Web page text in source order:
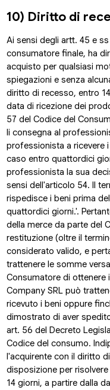
10) Diritto di
Ai sensi degli artt. 45 e
consumatore finale, ha
acquisto per qualsiasi
spiegazioni e senza
diritto di recesso, entro
data di ricezione dei
57 del Codice del
li consegna al
professionista a ricevere
caso entro quattordici
professionista la sua
sensi dell'articolo 54. Il
rispedisce i beni prima
quattordici giorni.'.
della merce da parte del
restituzione (oltre il
considerato valido, e
trattenere le somme
Consumatore di ottenere
Company SRL può
ricevuto i beni oppure
dimostrato di aver
art. 56 del Decreto
Codice del consumo.
l'acquirente con il diritto
disposizione per
14 giorni, a partire dalla